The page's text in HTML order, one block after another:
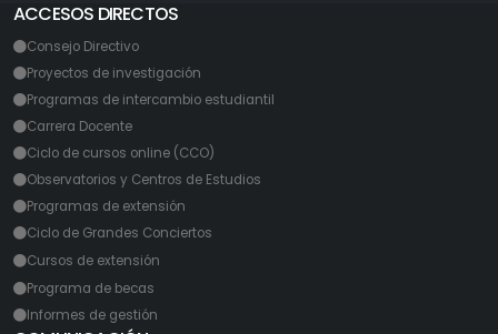
ACCESOS DIRECTOS
Consejo Directivo
Proyectos de investigación
Programas de intercambio estudiantil
Carrera Docente
Ciclo de cursos online (CCO)
Observatorios y Centros de Estudios
Programas de extensión
Ciclo de Grandes Conciertos
Cursos de extensión
Programa de becas
Informes de gestión